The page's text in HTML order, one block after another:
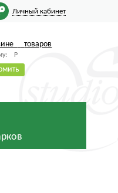
Личный кабинет
товаров
Р